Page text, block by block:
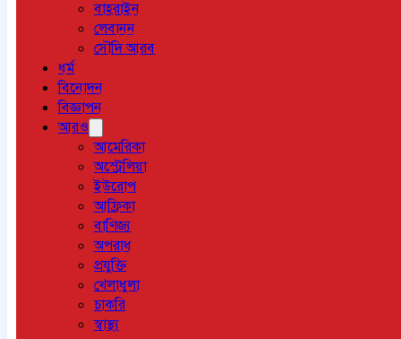
বাহরাইন
লেবানন
সৌদি আরব
ধর্ম
বিনোদন
বিজ্ঞাপন
আরও
আমেরিকা
অস্ট্রেলিয়া
ইউরোপ
আফ্রিকা
বাণিজ্য
অপরাধ
প্রযুক্তি
খেলাধুলা
চাকরি
স্বাস্থ্য